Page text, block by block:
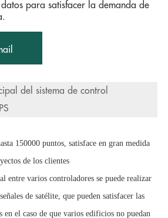
para satisfacer la demanda de
del sistema de control
150000 puntos, satisface en gran medida
de los clientes
entre varios controladores se puede realizar
de satélite, que pueden satisfacer las
en el caso de que varios edificios no puedan